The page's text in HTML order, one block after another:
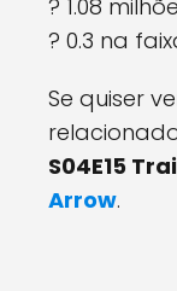
? 1.08
? 0.3 na
Se quiser
S04E15
Arrow.